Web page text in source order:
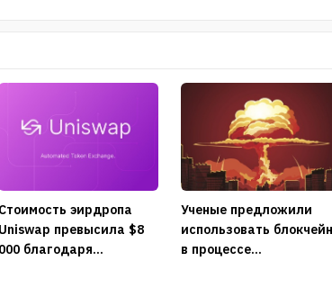
Стоимость эирдропа
Uniswap превысила $8
000 благодаря...
Ученые предложили
использовать блокчейн
в процессе...